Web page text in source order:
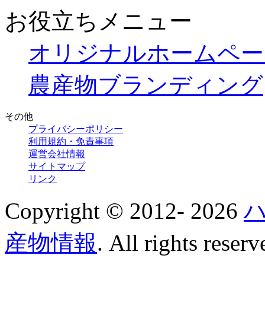
お役立ちメニュー
オリジナルホームペ
農産物ブランディング
その他
プライバシーポリシー
利用規約・免責事項
運営会社情報
サイトマップ
リンク
Copyright © 2012- 2026
産物情報. All rights